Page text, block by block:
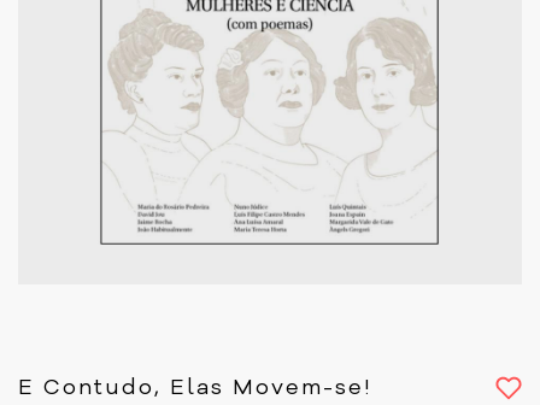
E Contudo, Elas Movem-se!